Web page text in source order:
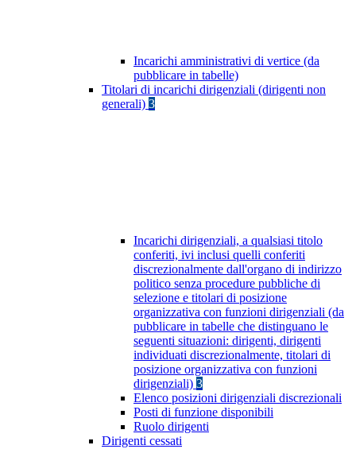
Incarichi amministrativi di vertice (da
pubblicare in tabelle)
Titolari di incarichi dirigenziali (dirigenti non
generali) 3
Incarichi dirigenziali, a qualsiasi titolo
conferiti, ivi inclusi quelli conferiti
discrezionalmente dall'organo di indirizzo
politico senza procedure pubbliche di
selezione e titolari di posizione
organizzativa con funzioni dirigenziali (da
pubblicare in tabelle che distinguano le
seguenti situazioni: dirigenti, dirigenti
individuati discrezionalmente, titolari di
posizione organizzativa con funzioni
dirigenziali) 3
Elenco posizioni dirigenziali discrezionali
Posti di funzione disponibili
Ruolo dirigenti
Dirigenti cessati